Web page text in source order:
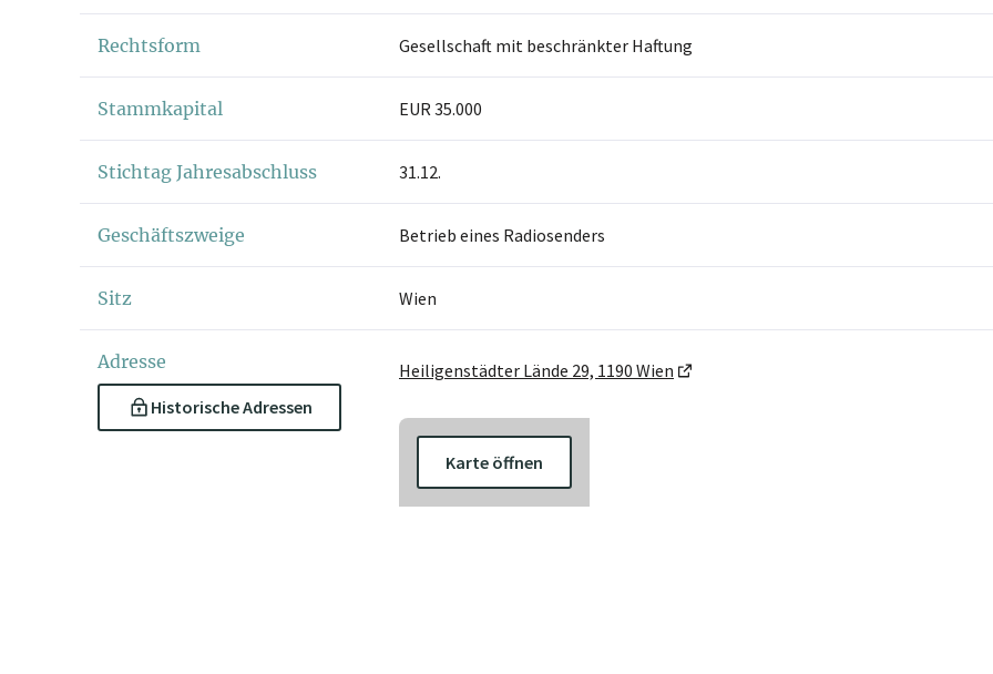
Rechtsform Gesellschaft mit beschränkter Haftung
Stammkapital EUR 35.000
Stichtag Jahresabschluss 31.12.
Geschäftszweige Betrieb eines Radiosenders
Sitz Wien
Adresse
Historische Adressen
Heiligenstädter Lände 29, 1190 Wien
Karte öffnen